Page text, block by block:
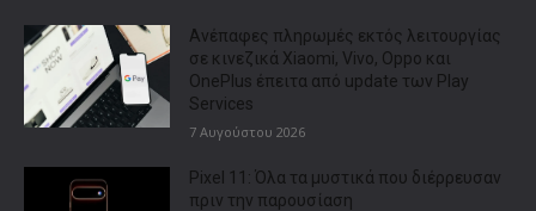
Ανέπαφες πληρωμές εκτός λειτουργίας
σε κινεζικά Xiaomi, Vivo, Oppo και
OnePlus έπειτα από update των Play
Services
7 Αυγούστου 2026
Pixel 11: Όλα τα μυστικά που διέρρευσαν
πριν την παρουσίαση